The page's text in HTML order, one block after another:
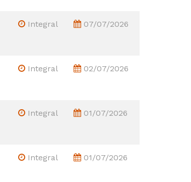
Integral 07/07/2026
Integral 02/07/2026
Integral 01/07/2026
Integral 01/07/2026